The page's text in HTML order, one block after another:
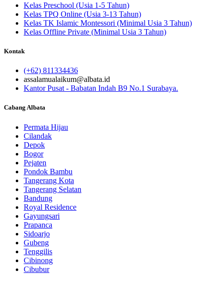
Kelas Preschool (Usia 1-5 Tahun)
Kelas TPQ Online (Usia 3-13 Tahun)
Kelas TK Islamic Montessori (Minimal Usia 3 Tahun)
Kelas Offline Private (Minimal Usia 3 Tahun)
Kontak
(+62) 811334436
assalamualaikum@albata.id
Kantor Pusat - Babatan Indah B9 No.1 Surabaya.
Cabang Albata
Permata Hijau
Cilandak
Depok
Bogor
Pejaten
Pondok Bambu
Tangerang Kota
Tangerang Selatan
Bandung
Royal Residence
Gayungsari
Prapanca
Sidoarjo
Gubeng
Tenggilis
Cibinong
Cibubur